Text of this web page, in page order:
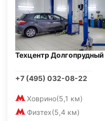
Техцентр Долгопрудный
+7 (495) 032-08-22
Ховрино(5,1 км)
Физтех(5,4 км)